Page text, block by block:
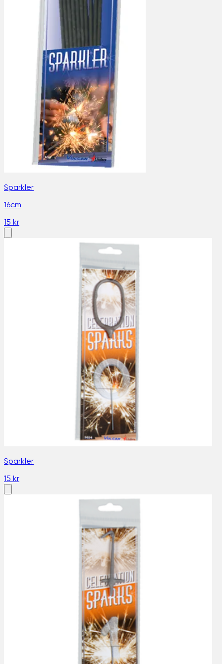
Sparkler
16cm
15 kr
Sparkler
15 kr